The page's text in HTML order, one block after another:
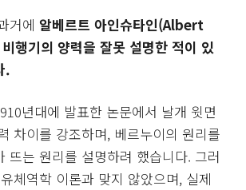
거에 알베르트 아인슈타인(Albert
행기의 양력을 잘못 설명한 적이 있
.
년대에 발표한 논문에서 날개 윗면
차이를 강조하며, 베르누이의 원리를
뜨는 원리를 설명하려 했습니다. 그러
체역학 이론과 맞지 않았으며, 실제